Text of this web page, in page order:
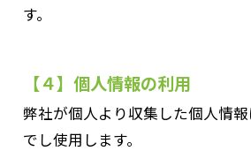
す。
【４】個人情報の利用
弊社が個人より収集した個人情
でし使用します。